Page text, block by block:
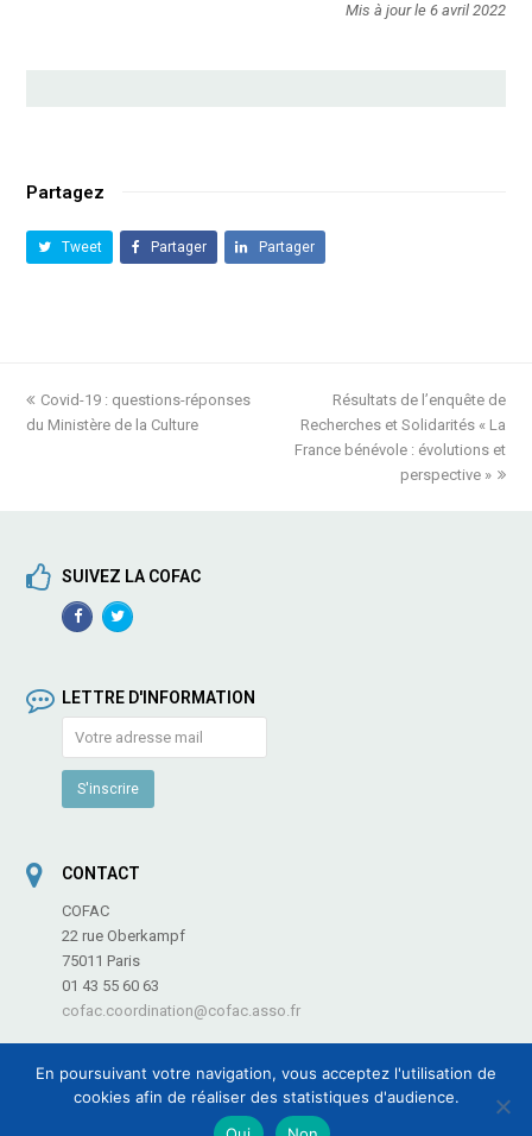
Mis à jour le 6 avril 2022
Partagez
Tweet Partager Partager
previous
post:
Covid-19 : questions-réponses
du Ministère de la Culture
next
post:
Résultats de l’enquête de
Recherches et Solidarités « La
France bénévole : évolutions et
perspective »
SUIVEZ LA COFAC
FacebookTwitterProfile
LETTRE D'INFORMATION
CONTACT
COFAC
22 rue Oberkampf
75011 Paris
01 43 55 60 63
cofac.coordination@cofac.asso.fr
COFAC - Coordination des Fédérations et Associations de Culture et de
En poursuivant votre navigation, vous acceptez l'utilisation de
cookies afin de réaliser des statistiques d'audience.